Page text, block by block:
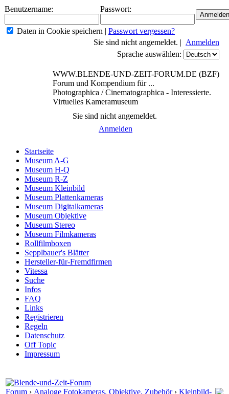
Benutzername: Passwort:
Daten in Cookie speichern | Passwort vergessen?
Sie sind nicht angemeldet. | Anmelden
Sprache auswählen:
WWW.BLENDE-UND-ZEIT-FORUM.DE (BZF)
Forum und Kompendium für ...
Photographica / Cinematographica - Interessierte.
Virtuelles Kameramuseum
Sie sind nicht angemeldet.
Anmelden
Startseite
Museum A-G
Museum H-Q
Museum R-Z
Museum Kleinbild
Museum Plattenkameras
Museum Digitalkameras
Museum Objektive
Museum Stereo
Museum Filmkameras
Rollfilmboxen
Sepplbauer's Blätter
Hersteller-für-Fremdfirmen
Vitessa
Suche
Infos
FAQ
Links
Registrieren
Regeln
Datenschutz
Off Topic
Impressum
Forum › Analoge Fotokameras, Objektive, Zubehör› Kleinbild-